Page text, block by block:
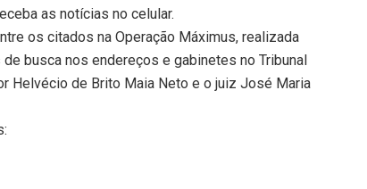
as notícias no celular.
os citados na Operação Máximus, realizada
busca nos endereços e gabinetes no Tribunal
Helvécio de Brito Maia Neto e o juiz José Maria